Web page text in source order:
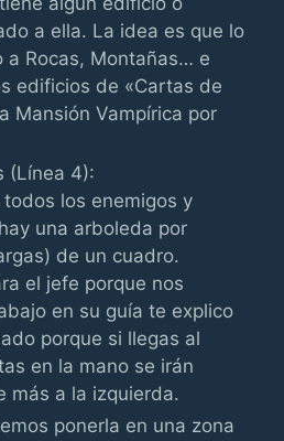
a ella. La idea es que lo
a Rocas, Montañas… e
edificios de «Cartas de
Mansión Vampírica por
(Línea 4):
todos los enemigos y
una arboleda por
de un cuadro.
el jefe porque nos
en su guía te explico
porque si llegas al
en la mano se irán
más a la izquierda.
ponerla en una zona